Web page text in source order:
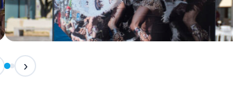
IN CORSO
Festival Internazionale del Folklore - 41ª edizione
›